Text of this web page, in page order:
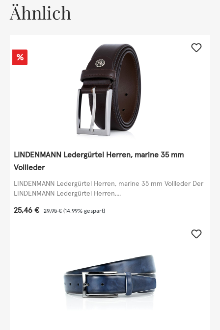
Ähnlich
Rabatt
%
LINDENMANN Ledergürtel Herren, marine 35 mm
Vollleder
LINDENMANN Ledergürtel Herren, marine 35 mm Vollleder Der
LINDENMANN Ledergürtel Herren,...
Verkaufspreis:
25,46 € Regulärer Preis:
29,95 € (14.99% gespart)